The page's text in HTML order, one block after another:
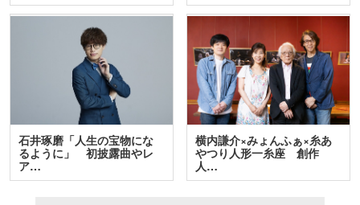
石井琢磨「人生の宝物にな
るように」 初披露曲やレ
ア…
横内謙介×みょんふぁ×糸あ
やつり人形一糸座 創作
人…